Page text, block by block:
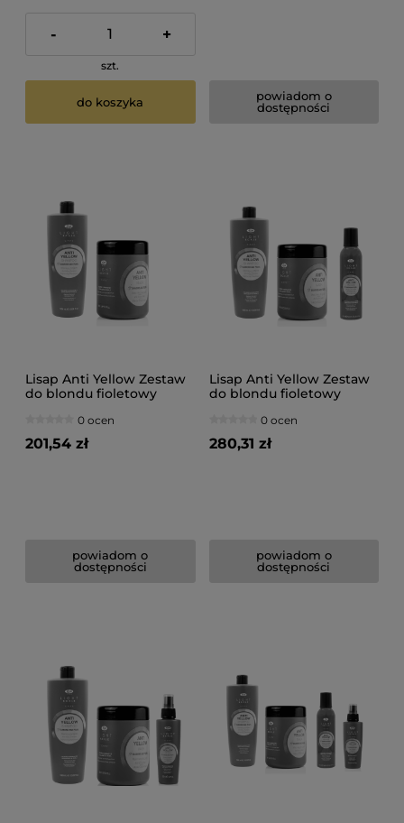
- +
szt.
do koszyka
powiadom o
dostępności
Lisap Anti Yellow Zestaw
do blondu fioletowy
fioletowa maska 1000ml
0 ocen
201,54 zł
powiadom o
dostępności
Lisap Anti Yellow Zestaw
do blondu fioletowy
fioletowa maska 1000ml
pianka 250ml
0 ocen
280,31 zł
powiadom o
dostępności